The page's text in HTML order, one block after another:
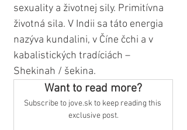
sexuality a životnej sily. Primitívna
životná sila. V Indii sa táto energia
nazýva kundalini, v Číne čchi a v
kabalistických tradíciách –
Shekinah / šekina.
Want to read more?
Subscribe to jove.sk to keep reading this
exclusive post.